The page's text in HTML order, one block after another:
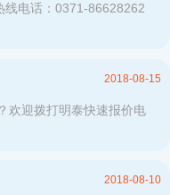
线电话：0371-86628262
欢迎拨打明泰快速报价电
2018-08-15
2018-08-10